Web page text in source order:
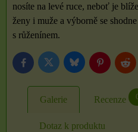
nosíte na levé ruce, neboť je
ženy i muže a výborně se
s růženínem.
FacebookTwitter BlueskyPinterest
Galerie Recenze
Dotaz k produktu